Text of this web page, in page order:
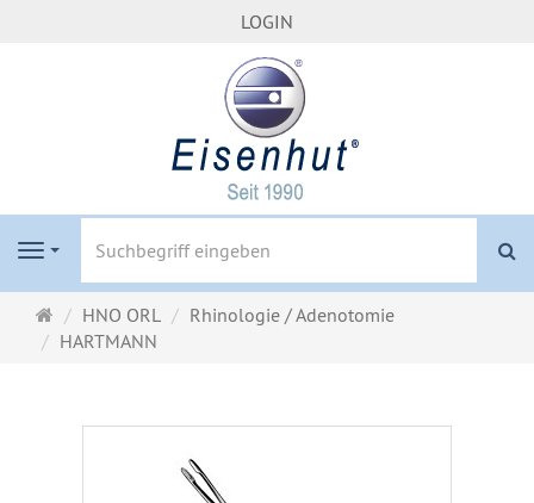
LOGIN
Navigation
Startseite
HNO ORL
Rhinologie / Adenotomie
HARTMANN